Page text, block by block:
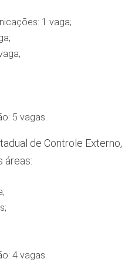
1 vaga;
5 vagas.
de Controle Externo,
áreas:
4 vagas.